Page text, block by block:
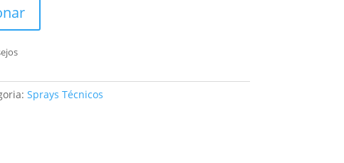
Sprays Técnicos